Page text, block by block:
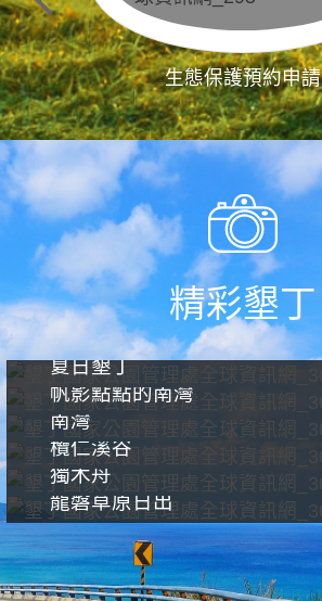
生態保護預約申請
精彩墾丁
夏日墾丁
帆影點點的南灣
南灣
欖仁溪谷
獨木舟
龍磐草原日出